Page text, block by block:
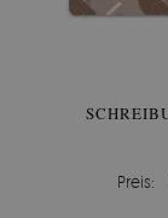
Preis: